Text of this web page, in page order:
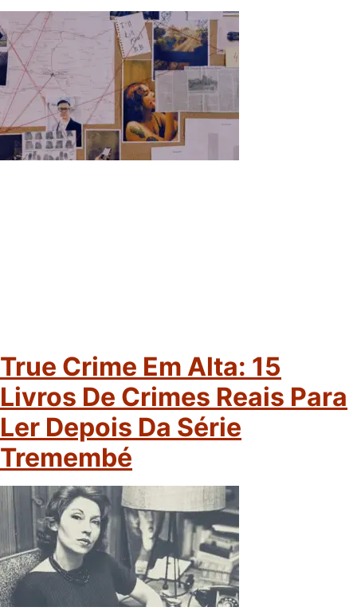
True Crime Em Alta: 15
Livros De Crimes Reais Para
Ler Depois Da Série
Tremembé